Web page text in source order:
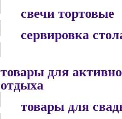
свечи тортовые
сервировка
товары для
отдыха
товары для